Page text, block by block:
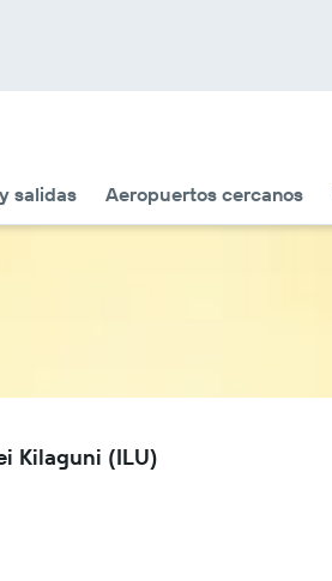
salidas Aeropuertos cercanos
Kilaguni (ILU)